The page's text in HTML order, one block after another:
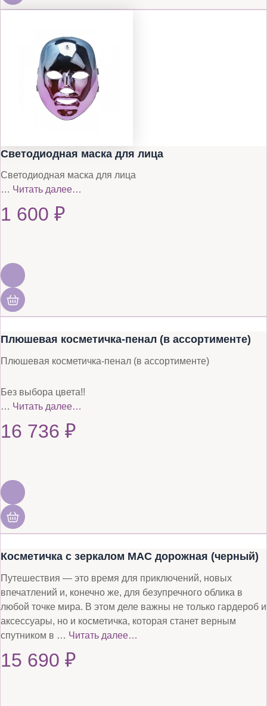
Светодиодная маска для лица
Светодиодная маска для лица
… Читать далее…
1 600 ₽
Плюшевая косметичка-пенал (в ассортименте)
Плюшевая косметичка-пенал (в ассортименте)
Без выбора цвета!!
… Читать далее…
16 736 ₽
Косметичка с зеркалом MAC дорожная (черный)
Путешествия — это время для приключений, новых
впечатлений и, конечно же, для безупречного облика в
любой точке мира. В этом деле важны не только гардероб и
аксессуары, но и косметичка, которая станет верным
спутником в … Читать далее…
15 690 ₽